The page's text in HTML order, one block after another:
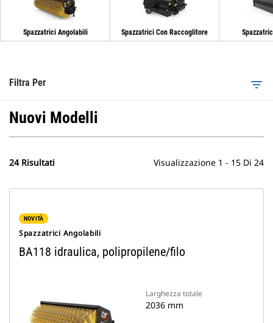
Spazzatrici Angolabili Spazzatrici Con Raccoglitore
Filtra Per filter_list
Nuovi Modelli
24 Risultati Visualizzazione 1 - 15 Di 24
NOVITÀ
Spazzatrici Angolabili
BA118 idraulica, polipropilene/filo
Larghezza totale
2036 mm